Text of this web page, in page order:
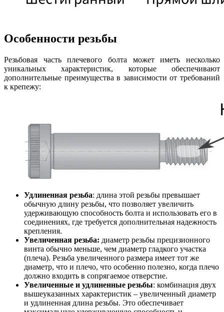
Особенности резьбы
Резьбовая часть плечевого болта может иметь несколько
уникальных характеристик, которые обеспечивают
дополнительные преимущества в зависимости от требований
к крепежу:
Удлиненная резьба: длина этой резьбы превышает
обычную длину резьбы, что позволяет увеличить
удерживающую способность болта и использовать его в
соединениях, где требуется дополнительная надежность
крепления.
Увеличенная резьба: диаметр резьбы прецизионного
винта обычно меньше, чем диаметр гладкого участка
(плеча). Резьба увеличенного размера имеет тот же
диаметр, что и плечо, что особенно полезно, когда плечо
должно входить в сопрягаемое отверстие.
Увеличенные и удлиненные резьбы: комбинация двух
вышеуказанных характеристик – увеличенный диаметр
и удлиненная длина резьбы. Это обеспечивает